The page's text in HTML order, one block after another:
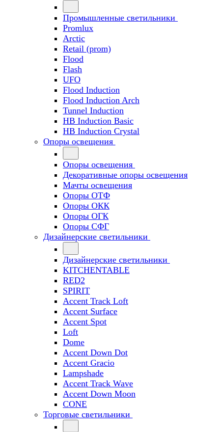
Промышленные светильники
Promlux
Arctic
Retail (prom)
Flood
Flash
UFO
Flood Induction
Flood Induction Arch
Tunnel Induction
HB Induction Basic
HB Induction Crystal
Опоры освещения
Опоры освещения
Декоративные опоры освещения
Мачты освещения
Опоры ОТФ
Опоры ОКК
Опоры ОГК
Опоры СФГ
Дизайнерские светильники
Дизайнерские светильники
KITCHENTABLE
RED2
SPIRIT
Accent Track Loft
Accent Surface
Accent Spot
Loft
Dome
Accent Down Dot
Accent Gracio
Lampshade
Accent Track Wave
Accent Down Moon
CONE
Торговые светильники